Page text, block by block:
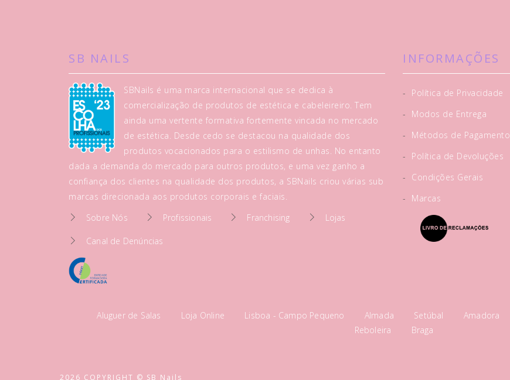
SB NAILS
SBNails é uma marca internacional que se dedica à
comercialização de produtos de estética e cabeleireiro. Tem
ainda uma vertente formativa fortemente vincada no mercado
de estética. Desde cedo se destacou na qualidade dos
produtos vocacionados para o estilismo de unhas. No entanto
dada a demanda do mercado para outros produtos, e uma vez ganho a
confiança dos clientes na qualidade dos produtos, a SBNails criou várias sub
marcas direcionada aos produtos corporais e faciais.
Sobre Nós
Profissionais Franchising Lojas
Canal de Denúncias
INFORMAÇÕES
-
Política de Privacidade
-
Modos de Entrega
-
Métodos de Pagamento
-
Política de Devoluções
-
Condições Gerais
-
Marcas
Aluguer de Salas Loja Online Lisboa - Campo Pequeno Almada Setúbal Amadora
Reboleira
Braga
2026 COPYRIGHT © SB Nails